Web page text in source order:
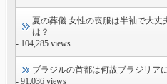
夏の葬儀 女性の喪服は半袖で大
は？
- 104,285 views
ブラジルの首都は何故ブラジリア
- 91,036 views